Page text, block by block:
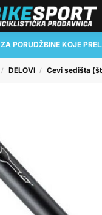
ZA PORUDŽBINE KOJE
/ DELOVI / Cevi sedišta